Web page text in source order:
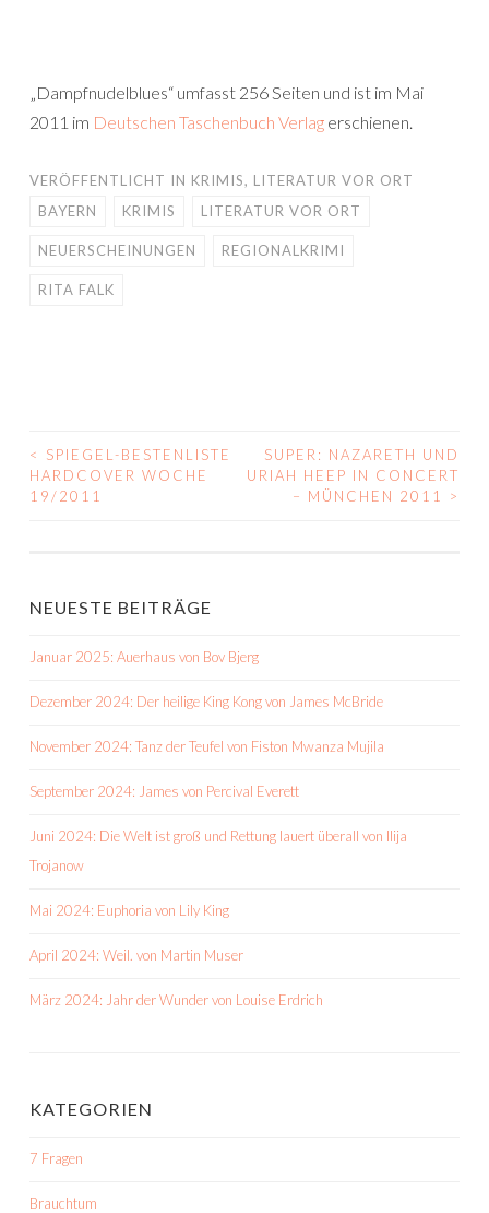
„Dampfnudelblues“ umfasst 256 Seiten und ist im Mai
2011 im Deutschen Taschenbuch Verlag erschienen.
VERÖFFENTLICHT IN KRIMIS, LITERATUR VOR ORT
BAYERN
KRIMIS LITERATUR VOR ORT
NEUERSCHEINUNGEN REGIONALKRIMI
RITA FALK
BEITRAGS-
NAVIGATION
<
SPIEGEL-BESTENLISTE
HARDCOVER WOCHE
19/2011
SUPER: NAZARETH UND
URIAH HEEP IN CONCERT
– MÜNCHEN 2011
>
NEUESTE BEITRÄGE
Januar 2025: Auerhaus von Bov Bjerg
Dezember 2024: Der heilige King Kong von James McBride
November 2024: Tanz der Teufel von Fiston Mwanza Mujila
September 2024: James von Percival Everett
Juni 2024: Die Welt ist groß und Rettung lauert überall von Ilija
Trojanow
Mai 2024: Euphoria von Lily King
April 2024: Weil. von Martin Muser
März 2024: Jahr der Wunder von Louise Erdrich
KATEGORIEN
7 Fragen
Brauchtum